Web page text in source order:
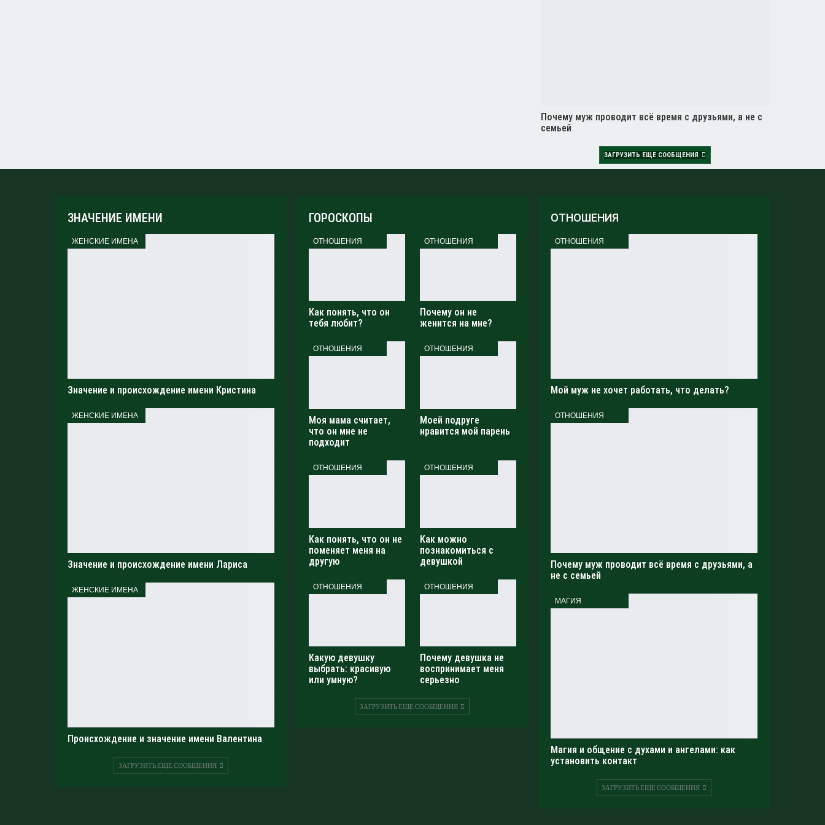
Почему муж проводит всё время с друзьями, а не с
семьей
ЗАГРУЗИТЬ ЕЩЕ СООБЩЕНИЯ
ЗНАЧЕНИЕ ИМЕНИ
ЖЕНСКИЕ ИМЕНА
Значение и происхождение имени Кристина
ЖЕНСКИЕ ИМЕНА
Значение и происхождение имени Лариса
ЖЕНСКИЕ ИМЕНА
Происхождение и значение имени Валентина
ЗАГРУЗИТЬ ЕЩЕ СООБЩЕНИЯ
ГОРОСКОПЫ
ОТНОШЕНИЯ
Как понять, что он
тебя любит?
ОТНОШЕНИЯ
Почему он не
женится на мне?
ОТНОШЕНИЯ
Моя мама считает,
что он мне не
подходит
ОТНОШЕНИЯ
Моей подруге
нравится мой парень
ОТНОШЕНИЯ
Как понять, что он не
поменяет меня на
другую
ОТНОШЕНИЯ
Как можно
познакомиться с
девушкой
ОТНОШЕНИЯ
Какую девушку
выбрать: красивую
или умную?
ОТНОШЕНИЯ
Почему девушка не
воспринимает меня
серьезно
ЗАГРУЗИТЬ ЕЩЕ СООБЩЕНИЯ
ОТНОШЕНИЯ
ОТНОШЕНИЯ
Мой муж не хочет работать, что делать?
ОТНОШЕНИЯ
Почему муж проводит всё время с друзьями, а
не с семьей
МАГИЯ
Магия и общение с духами и ангелами: как
установить контакт
ЗАГРУЗИТЬ ЕЩЕ СООБЩЕНИЯ